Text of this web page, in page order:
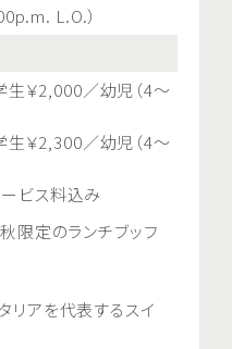
L.O.）
￥2,000／幼児（4～
￥2,300／幼児（4～
ビス料込み
限定のランチブッフ
リアを代表するスイ
5:30p.m.～
平 日：大人￥4,500／小学
土日祝：大人￥6,100／小学
※上記価格は全て税金・サ
美食の国・イタリアを巡る、
各地の郷土料理に加え、イタ